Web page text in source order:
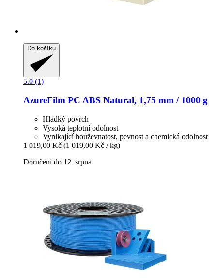
Do košíku
5.0 (1)
AzureFilm PC ABS Natural, 1,75 mm / 1000 g
Hladký povrch
Vysoká teplotní odolnost
Vynikající houževnatost, pevnost a chemická odolnost
1 019,00 Kč (1 019,00 Kč / kg)
Doručení do 12. srpna